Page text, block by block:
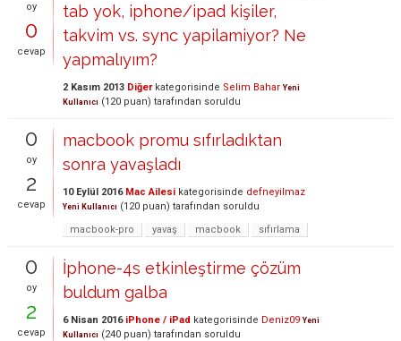
oy
0
cevap
tab yok, iphone/ipad kişiler,
takvim vs. sync yapilamiyor? Ne
yapmalıyım?
2 Kasım 2013 Diğerkategorisinde Selim Bahar Yeni
Kullanıcı (120 puan) tarafından soruldu
0
oy
2
cevap
macbook promu sıfırladıktan
sonra yavaşladı
10 Eylül 2016 Mac Ailesi kategorisinde defneyilmaz
Yeni Kullanıcı (120 puan) tarafından soruldu
macbook-pro
yavaş macbook sıfırlama
0
oy
2
cevap
İphone-4s etkinleştirme çözüm
buldum galba
6 Nisan 2016 iPhone / iPad kategorisinde Deniz09 Yeni
Kullanıcı (240 puan) tarafından soruldu